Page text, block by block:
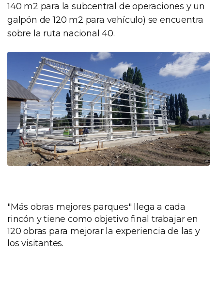
140 m2 para la subcentral de operaciones y un
galpón de 120 m2 para vehículo) se encuentra
sobre la ruta nacional 40.
"Más obras mejores parques" llega a cada
rincón y tiene como objetivo final trabajar en
120 obras para mejorar la experiencia de las y
los visitantes.